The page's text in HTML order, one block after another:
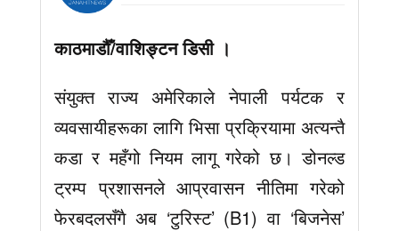
काठमाडौँ/वाशिङ्टन डिसी ।
संयुक्त राज्य अमेरिकाले नेपाली पर्यटक र
व्यवसायीहरूका लागि भिसा प्रक्रियामा अत्यन्तै
कडा र महँगो नियम लागू गरेको छ। डोनल्ड
ट्रम्प प्रशासनले आप्रवासन नीतिमा गरेको
फेरबदलसँगै अब ‘टुरिस्ट’ (B1) वा ‘बिजनेस’